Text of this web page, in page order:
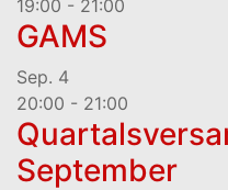
19:00 - 21:00
GAMS
Sep. 4
20:00 - 21:00
September